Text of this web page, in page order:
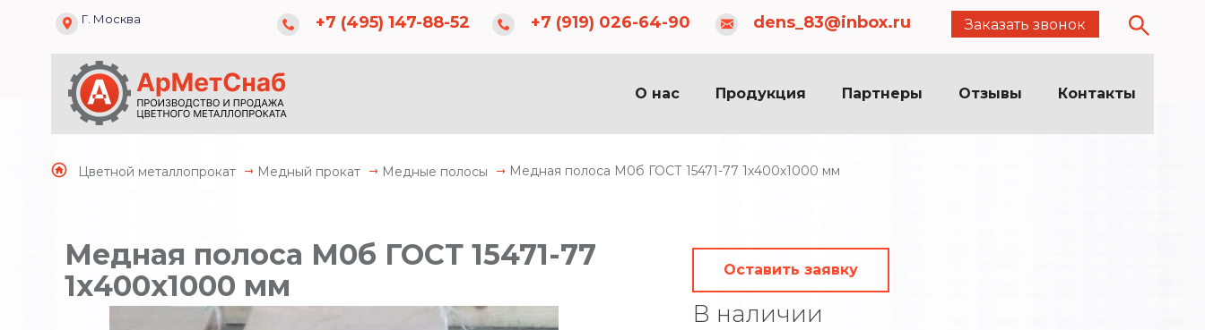
dens_83@inbox.ru c 08:00 до 20:00
+7 (495) 147-88-52 +7 (919) 026-64-90
Г. Москва dens_83@inbox.ru Заказать звонок
О нас Продукция Партнеры Отзывы Контакты
Цветной металлопрокат Медный прокат Медные полосы Медная полоса М0б ГОСТ 15471-77 1х400х1000 мм
Медная полоса М0б ГОСТ 15471-77
1х400х1000 мм
Оставить заявку
В наличии